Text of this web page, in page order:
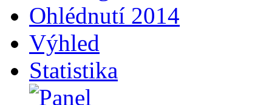
Ohlédnutí 2014
Výhled
Statistika